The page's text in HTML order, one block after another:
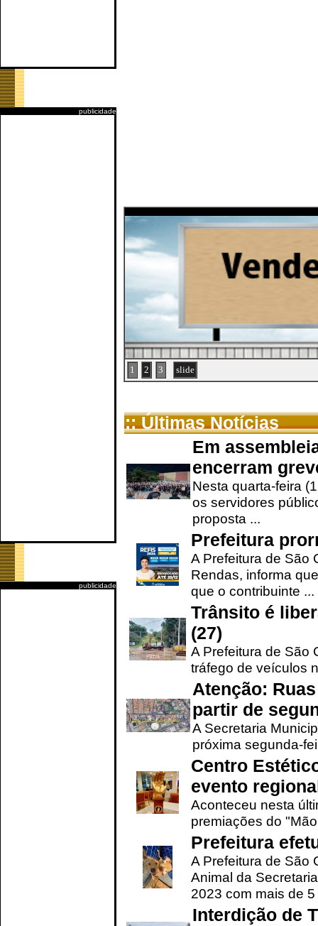
publicidade
publicidade
1 2 3 slide
:: Últimas Notícias
Em
encerram
Nesta quarta-feira
os servidores
proposta ...
Prefeitura
A Prefeitura de São
Rendas, informa
que o contribuinte ...
Trânsito é
(27)
A Prefeitura de São
tráfego de veículos
Atenção:
partir de
A Secretaria
próxima segunda-
Centro
evento
Aconteceu nesta
premiações do
Prefeitura
A Prefeitura de São
Animal da
2023 com mais de 5
Interdição de